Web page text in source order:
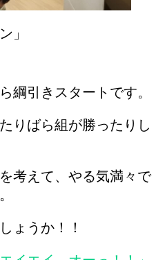
」
綱引きスタートです。
りばら組が勝ったりし
考えて、やる気満々で
ょうか！！